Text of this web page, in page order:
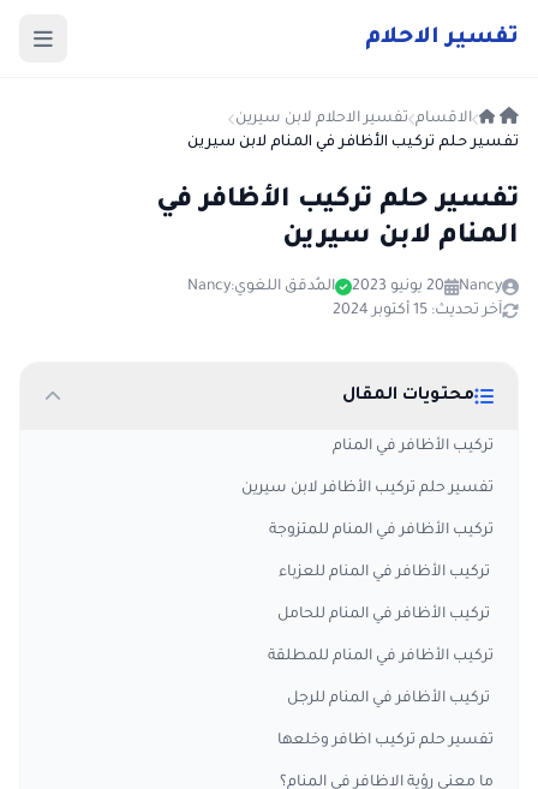
تفسير الاحلام
الاقسام تفسير الاحلام لابن سيرين
تفسير حلم تركيب الأظافر في المنام لابن سيرين
تفسير حلم تركيب الأظافر في
المنام لابن سيرين
Nancy 20 يونيو 2023 المُدقق اللغوي:Nancy
آخر تحديث: 15 أكتوبر 2024
محتويات المقال
تركيب الأظافر في المنام
تفسير حلم تركيب الأظافر لابن سيرين
تركيب الأظافر في المنام للمتزوجة
تركيب الأظافر في المنام للعزباء
تركيب الأظافر في المنام للحامل
تركيب الأظافر في المنام للمطلقة
تركيب الأظافر في المنام للرجل
تفسير حلم تركيب اظافر وخلعها
ما معنى رؤية الاظافر في المنام؟